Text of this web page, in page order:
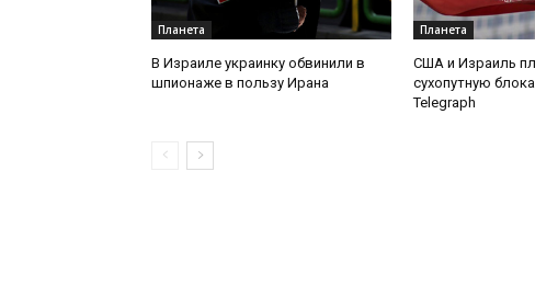
Планета
В Израиле украинку обвинили в
шпионаже в пользу Ирана
Планета
США и Израиль
сухопутную
Telegraph